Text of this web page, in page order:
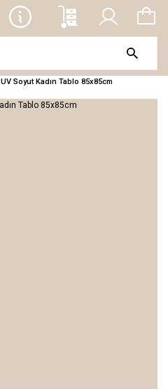
UV Soyut Kadın Tablo 85x85cm